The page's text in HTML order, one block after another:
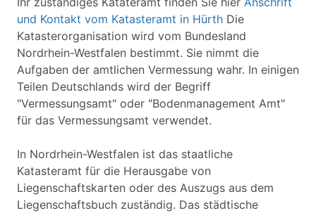
und Kontakt vom Katasteramt in Hürth Die
Katasterorganisation wird vom Bundesland
Nordrhein-Westfalen bestimmt. Sie nimmt die
Aufgaben der amtlichen Vermessung wahr. In einigen
Teilen Deutschlands wird der Begriff
"Vermessungsamt" oder "Bodenmanagement Amt"
für das Vermessungsamt verwendet.
In Nordrhein-Westfalen ist das staatliche
Katasteramt für die Herausgabe von
Liegenschaftskarten oder des Auszugs aus dem
Liegenschaftsbuch zuständig. Das städtische